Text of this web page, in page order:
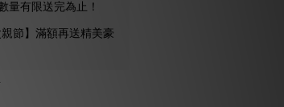
有限送完為止！
節】滿額再送精美豪